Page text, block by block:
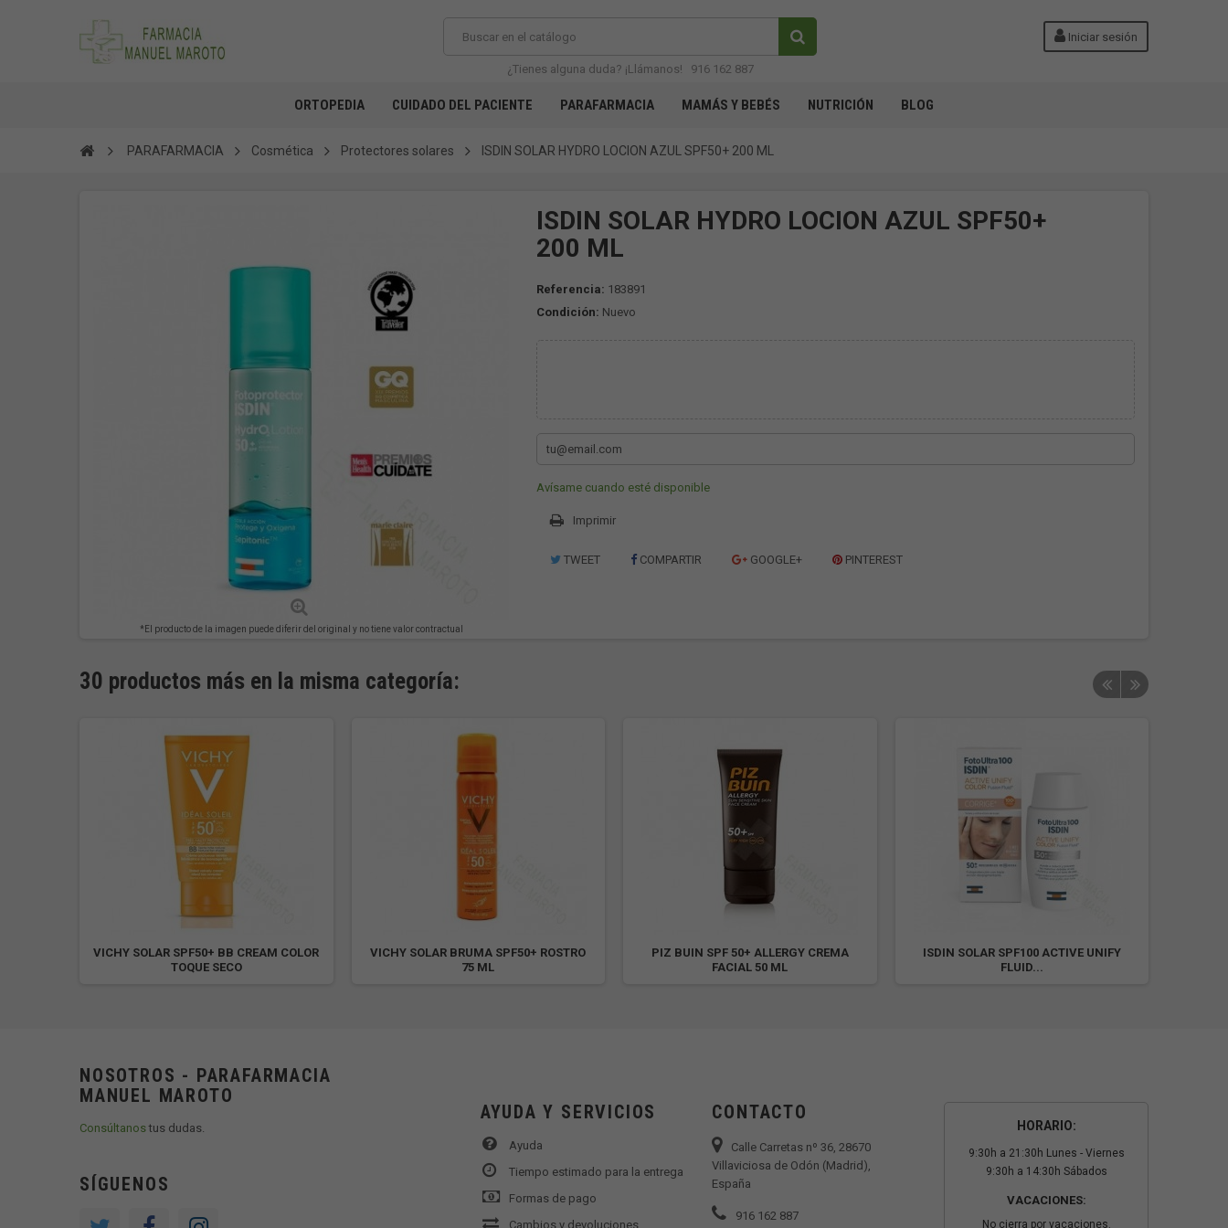
Iniciar sesión
¿Tienes alguna duda? ¡Llámanos! 916 162 887
ORTOPEDIA CUIDADO DEL PACIENTE PARAFARMACIA MAMÁS Y BEBÉS NUTRICIÓN BLOG
PARAFARMACIA Cosmética Protectores solares ISDIN SOLAR HYDRO LOCION AZUL SPF50+ 200 ML
*El producto de la imagen puede diferir del original y no tiene valor contractual
ISDIN SOLAR HYDRO LOCION AZUL SPF50+
200 ML
Referencia: 183891
Condición: Nuevo
Avísame cuando esté disponible
Imprimir
TWEET COMPARTIR GOOGLE+ PINTEREST
30 productos más en la misma categoría:
VICHY SOLAR SPF50+ BB CREAM COLOR
TOQUE SECO
VICHY SOLAR BRUMA SPF50+ ROSTRO
75 ML
PIZ BUIN SPF 50+ ALLERGY CREMA
FACIAL 50 ML
ISDIN SOLAR SPF100 ACTIVE UNIFY
FLUID...
NOSOTROS - PARAFARMACIA
MANUEL MAROTO
Consúltanostus dudas.
SÍGUENOS
AYUDA Y SERVICIOS
Ayuda
Tiempo estimado para la entrega
Formas de pago
Cambios y devoluciones
CONTACTO
Calle Carretas nº 36, 28670
Villaviciosa de Odón (Madrid),
España
916 162 887
HORARIO:
9:30h a 21:30h Lunes - Viernes
9:30h a 14:30h Sábados
VACACIONES:
No cierra por vacaciones.